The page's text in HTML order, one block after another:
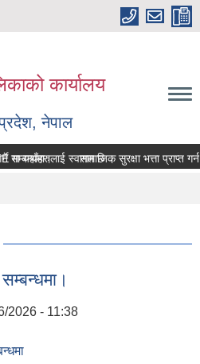
कार्यालय
नेपाल
यहाँहरुलाई स्वागत छ ।
सम्बन्धमा। सामाजिक सुरक्षा भत्ता प्राप्‍त
2026 - 11:38